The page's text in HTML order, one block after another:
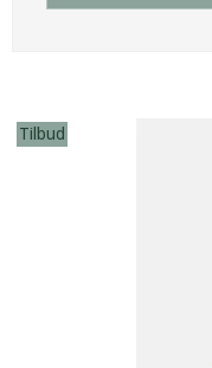
Tilbud